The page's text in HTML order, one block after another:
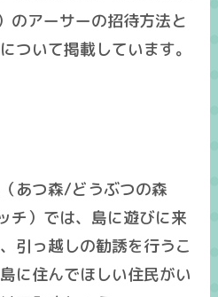
アーサーの招待方法と
ついて掲載しています。
あつ森/どうぶつの森
）では、島に遊びに来
引っ越しの勧誘を行うこ
に住んでほしい住民がい